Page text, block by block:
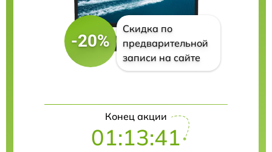
-20%
Скидка по
предварительной
записи на сайте
Конец акции
01:13:40